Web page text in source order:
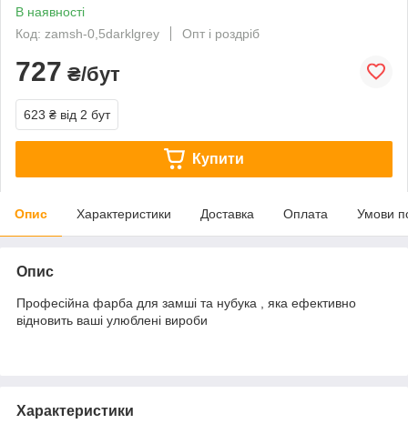
В наявності
Код: zamsh-0,5darklgrey
Опт і роздріб
727 ₴/бут
623 ₴ від 2 бут
Купити
Опис Характеристики Доставка Оплата Умови
Опис
Професійна фарба для замші та нубука , яка ефективно
відновить ваші улюблені вироби
Характеристики